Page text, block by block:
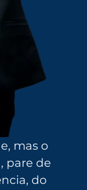
mas o
pare de
do